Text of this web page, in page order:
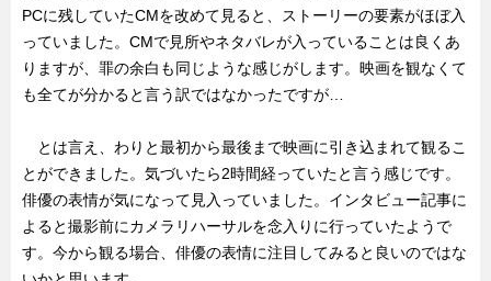
PCに残していたCMを改めて見ると、ストーリーの要素がほぼ入
っていました。CMで見所やネタバレが入っていることは良くあ
りますが、罪の余白も同じような感じがします。映画を観なくて
も全てが分かると言う訳ではなかったですが…
とは言え、わりと最初から最後まで映画に引き込まれて観るこ
とができました。気づいたら2時間経っていたと言う感じです。
俳優の表情が気になって見入っていました。インタビュー記事に
よると撮影前にカメラリハーサルを念入りに行っていたようで
す。今から観る場合、俳優の表情に注目してみると良いのではな